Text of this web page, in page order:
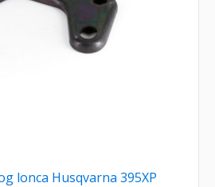
lonca Husqvarna 395XP